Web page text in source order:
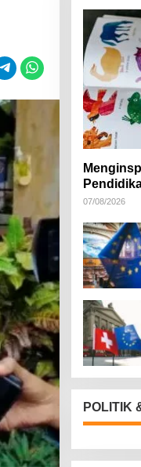
Kreatif
07/08/2026
POLITIK